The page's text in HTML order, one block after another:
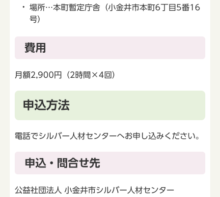
場所…本町暫定庁舎（小金井市本町6丁目5番16
号）
費用
月額2,900円（2時間×4回）
申込方法
電話でシルバー人材センターへお申し込みください。
申込・問合せ先
公益社団法人 小金井市シルバー人材センター